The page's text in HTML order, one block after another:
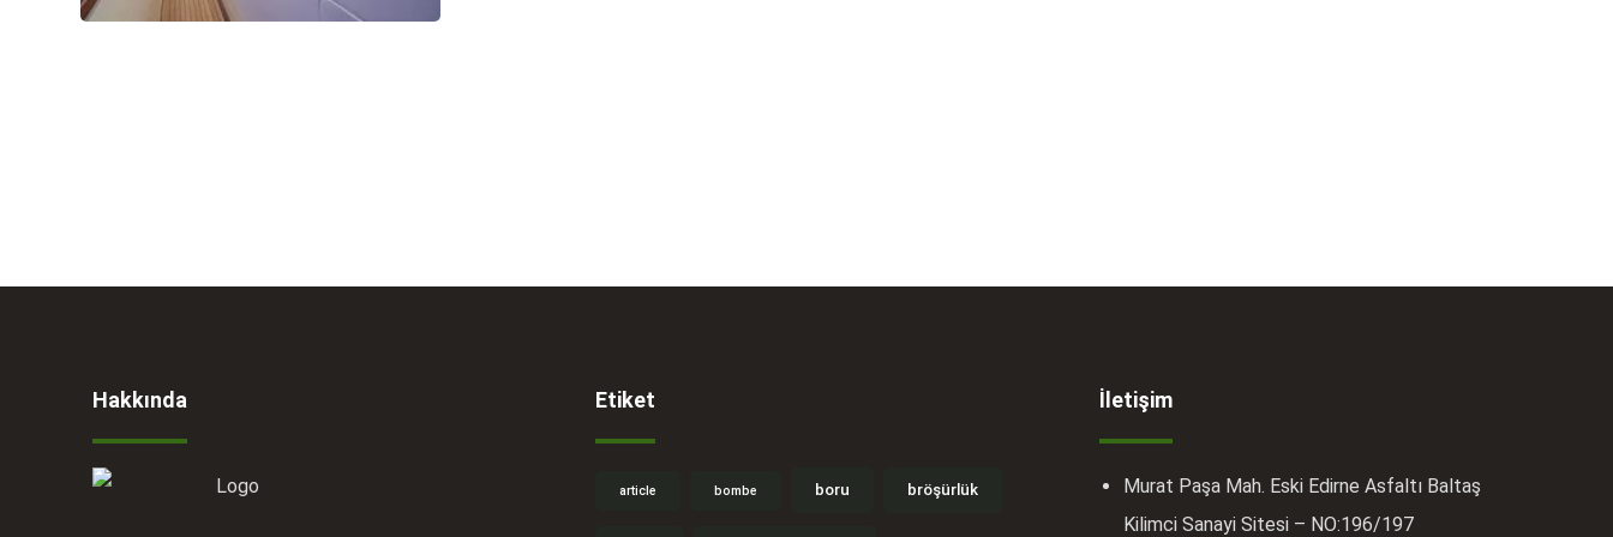
Hakkında Etiket
article bombe boru bröşürlük
İletişim
Murat Paşa Mah. Eski Edirne Asfaltı Baltaş
Kilimci Sanayi Sitesi – NO:196/197